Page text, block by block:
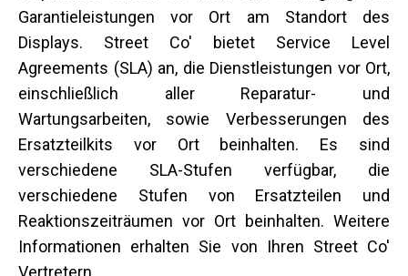
Garantieleistungen vor Ort am Standort des
Displays. Street Co' bietet Service Level
Agreements (SLA) an, die Dienstleistungen vor Ort,
einschließlich aller Reparatur- und
Wartungsarbeiten, sowie Verbesserungen des
Ersatzteilkits vor Ort beinhalten. Es sind
verschiedene SLA-Stufen verfügbar, die
verschiedene Stufen von Ersatzteilen und
Reaktionszeiträumen vor Ort beinhalten. Weitere
Informationen erhalten Sie von Ihren Street Co'
Vertretern.